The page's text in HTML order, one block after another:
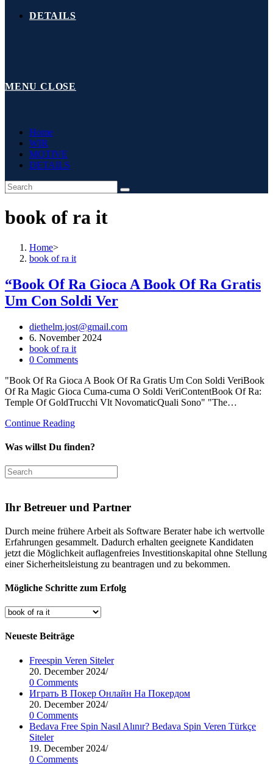
DETAILS
MENU CLOSE
Home
WIR
MOTIVE
DETAILS
book of ra it
Home>
book of ra it
“Book Of Ra Gioca A Book Of Ra Gratis
Um Con Soldi Ver
Post
author:
diethelm.jost@gmail.com
Post
published:
6. November 2024
Post
category:
book of ra it
Post
0 Comments
"Book Of Ra Gioca A Book Of Ra Gratis Um Con Soldi VeriBook
Of Ra Magic Gioca Cuma-cuma O Soldi VeriContentBook Of Ra:
Temple Of GoldTrucchi Vlt NovomaticQuali Sono" "The…
Continue Reading“Book
Ra
A
Book
Gratis
Con
Soldi
Ver
Was willst Du finden?
Search
this
Ihr Betreuer und Partner
Durch meine frühere Arbeit als Software Berater habe ich wertvolle
Erfahrungen gesammelt. Dadurch erhalten geeignete Kandidaten
jetzt die Möglichkeit auflagenfreies Investitionskapital ohne Stellung
einer Sicherheitsleistung zu beantragen und zu bekommen.
Mögliche Schritte zum Erfolg
Mögliche
zum
Neueste Beiträge
Freespin Veren Siteler
20. December 2024/
0 Comments
Играть В Покер Онлайн На Покердом
20. December 2024/
0 Comments
Bedava Free Spin Nasıl Alınır? Bedava Spin Veren Türkçe
Siteler
19. December 2024/
0 Comments